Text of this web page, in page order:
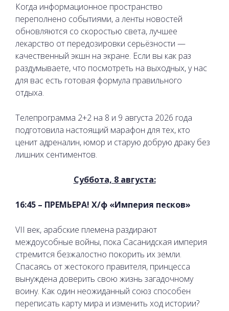
Когда информационное пространство
переполнено событиями, а ленты новостей
обновляются со скоростью света, лучшее
лекарство от передозировки серьёзности —
качественный экшн на экране. Если вы как раз
раздумываете, что посмотреть на выходных, у нас
для вас есть готовая формула правильного
отдыха.
Телепрограмма 2+2 на 8 и 9 августа 2026 года
подготовила настоящий марафон для тех, кто
ценит адреналин, юмор и старую добрую драку без
лишних сентиментов.
Суббота, 8 августа:
16:45 – ПРЕМЬЕРА! Х/ф «Империя песков»
VII век, арабские племена раздирают
междоусобные войны, пока Сасанидская империя
стремится безжалостно покорить их земли.
Спасаясь от жестокого правителя, принцесса
вынуждена доверить свою жизнь загадочному
воину. Как один неожиданный союз способен
переписать карту мира и изменить ход истории?